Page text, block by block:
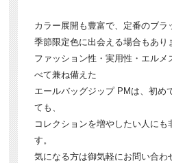
カラー展開も豊富で、定番のブラ
季節限定色に出会える場合もあり
ファッション性・実用性・エルメ
べて兼ね備えた
エールバッグジップ PMは、初め
ても、
コレクションを増やしたい人に
す。
気になる方は御気軽にお問い合わ